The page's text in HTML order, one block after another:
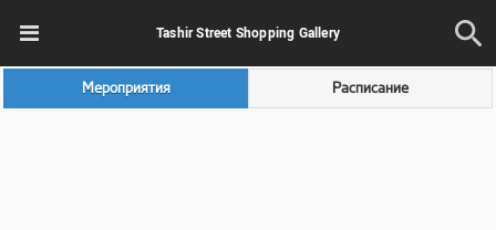
Tashir Street Shopping Gallery
Мероприятия Расписание